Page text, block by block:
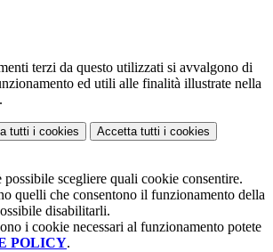
terzi da questo utilizzati si avvalgono di
ed utili alle finalità illustrate nella
.
tutti i cookies Accetta tutti i cookies
possibile scegliere quali cookie consentire.
quelli che consentono il funzionamento della
disabilitarli.
i cookie necessari al funzionamento potete
POLICY.